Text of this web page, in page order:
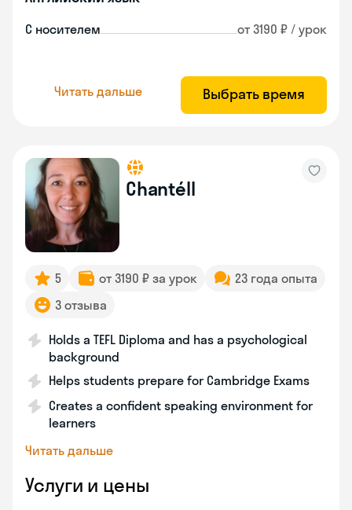
С носителем от 3190 ₽ / урок
Читать дальше Выбрать время
Chantéll
5 от 3190 ₽ за урок
23 года опыта
3 отзыва
Holds a TEFL Diploma and has a psychological
background
Helps students prepare for Cambridge Exams
Creates a confident speaking environment for
learners
Читать дальше
Услуги и цены